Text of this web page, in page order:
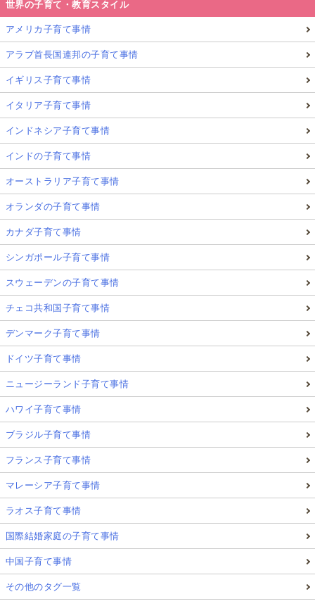
世界の子育て・教育スタイル
アメリカ子育て事情
アラブ首長国連邦の子育て事情
イギリス子育て事情
イタリア子育て事情
インドネシア子育て事情
インドの子育て事情
オーストラリア子育て事情
オランダの子育て事情
カナダ子育て事情
シンガポール子育て事情
スウェーデンの子育て事情
チェコ共和国子育て事情
デンマーク子育て事情
ドイツ子育て事情
ニュージーランド子育て事情
ハワイ子育て事情
ブラジル子育て事情
フランス子育て事情
マレーシア子育て事情
ラオス子育て事情
国際結婚家庭の子育て事情
中国子育て事情
その他のタグ一覧